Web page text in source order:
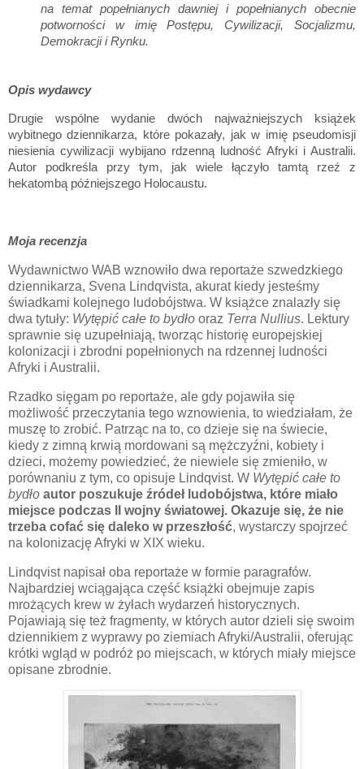
na temat popełnianych dawniej i popełnianych obecnie
potworności w imię Postępu, Cywilizacji, Socjalizmu,
Demokracji i Rynku.
Opis wydawcy
Drugie wspólne wydanie dwóch najważniejszych książek
wybitnego dziennikarza, które pokazały, jak w imię pseudomisji
niesienia cywilizacji wybijano rdzenną ludność Afryki i Australii.
Autor podkreśla przy tym, jak wiele łączyło tamtą rzeź z
hekatombą późniejszego Holocaustu.
Moja recenzja
Wydawnictwo WAB wznowiło dwa reportaże szwedzkiego
dziennikarza, Svena Lindqvista, akurat kiedy jesteśmy
świadkami kolejnego ludobójstwa. W książce znalazły się
dwa tytuły: Wytępić całe to bydło oraz Terra Nullius. Lektury
sprawnie się uzupełniają, tworząc historię europejskiej
kolonizacji i zbrodni popełnionych na rdzennej ludności
Afryki i Australii.
Rzadko sięgam po reportaże, ale gdy pojawiła się
możliwość przeczytania tego wznowienia, to wiedziałam, że
muszę to zrobić. Patrząc na to, co dzieje się na świecie,
kiedy z zimną krwią mordowani są mężczyźni, kobiety i
dzieci, możemy powiedzieć, że niewiele się zmieniło, w
porównaniu z tym, co opisuje Lindqvist. W Wytępić całe to
bydło autor poszukuje źródeł ludobójstwa, które miało
miejsce podczas II wojny światowej. Okazuje się, że nie
trzeba cofać się daleko w przeszłość, wystarczy spojrzeć
na kolonizację Afryki w XIX wieku.
Lindqvist napisał oba reportaże w formie paragrafów.
Najbardziej wciągająca część książki obejmuje zapis
mrożących krew w żyłach wydarzeń historycznych.
Pojawiają się też fragmenty, w których autor dzieli się swoim
dziennikiem z wyprawy po ziemiach Afryki/Australii, oferując
krótki wgląd w podróż po miejscach, w których miały miejsce
opisane zbrodnie.